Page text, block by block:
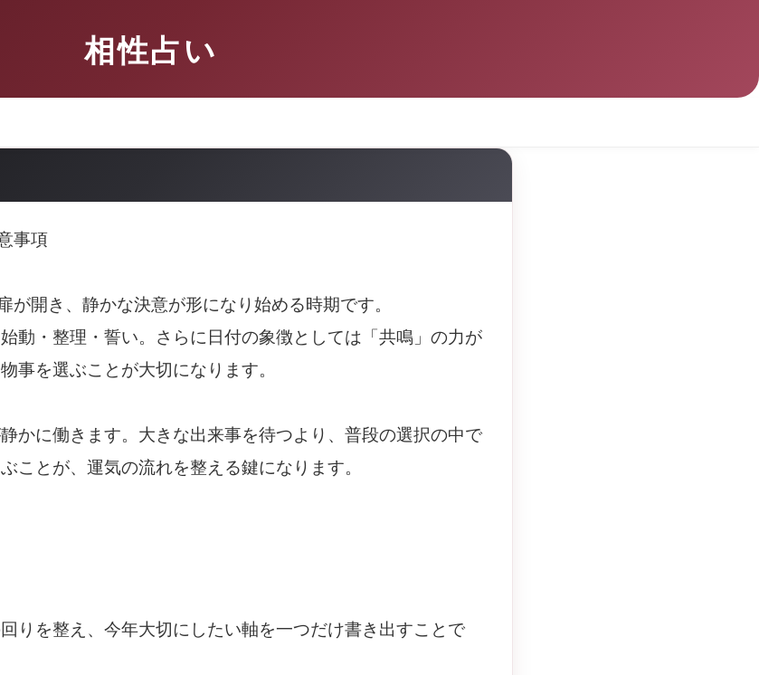
相性占い
事項
が開き、静かな決意が形になり始める時期です。
動・整理・誓い。さらに日付の象徴としては「共鳴」の力が
事を選ぶことが大切になります。
かに働きます。大きな出来事を待つより、普段の選択の中で
ことが、運気の流れを整える鍵になります。
りを整え、今年大切にしたい軸を一つだけ書き出すことで